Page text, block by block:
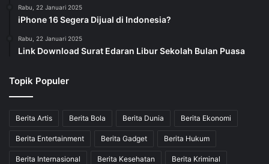
Rabu, 22 Januari 2025
iPhone 16 Segera Dijual di Indonesia?
Rabu, 22 Januari 2025
Link Download Surat Edaran Libur Sekolah Bulan Puasa
Topik Populer
Berita Artis Berita Bola Berita Dunia Berita Ekonomi
Berita Entertainment Berita Gadget Berita Hukum
Berita Internasional Berita Kesehatan Berita Kriminal